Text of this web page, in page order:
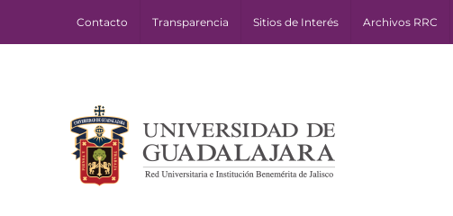
Contacto Transparencia Sitios de Interés Archivos RRC